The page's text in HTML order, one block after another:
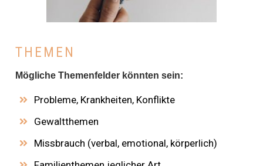
THEMEN
Mögliche Themenfelder könnten sein:
Probleme, Krankheiten, Konflikte
Gewaltthemen
Missbrauch (verbal, emotional, körperlich)